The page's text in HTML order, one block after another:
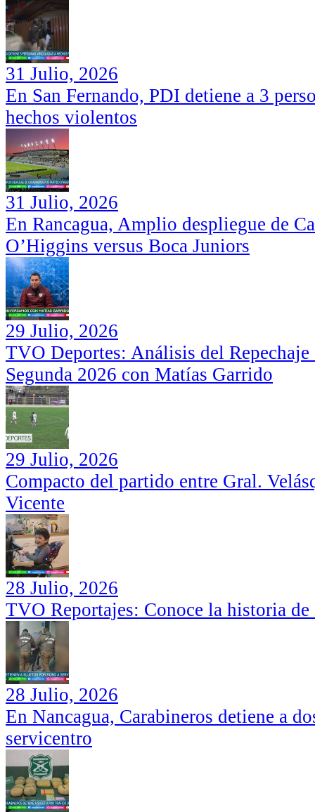
31 Julio, 2026
En San Fernando, PDI detiene a 3
hechos violentos
31 Julio, 2026
En Rancagua, Amplio despliegue de
O’Higgins versus Boca Juniors
29 Julio, 2026
TVO Deportes: Análisis del
Segunda 2026 con Matías Garrido
29 Julio, 2026
Compacto del partido entre Gral.
Vicente
28 Julio, 2026
TVO Reportajes: Conoce la historia
28 Julio, 2026
En Nancagua, Carabineros detiene a
servicentro